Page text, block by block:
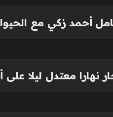
نهارا معتدل ليلا على